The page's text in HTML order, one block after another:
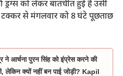
को लेकर बातचीत हुई है उसी
से मंगलवार को 8 घंटे पूछताछ
ने आर्चना पुरन सिंह को इंप्रेस करने की
लेकिन क्यों नहीं बन पाई जोड़ी? Kapil